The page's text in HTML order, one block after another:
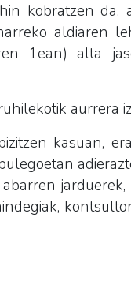
kobratzen da,
aldiaren
1ean) alta
aurrera
kasuan,